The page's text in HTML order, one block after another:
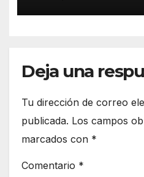
Deja una
Tu dirección de correo
publicada. Los campos
marcados con *
Comentario *